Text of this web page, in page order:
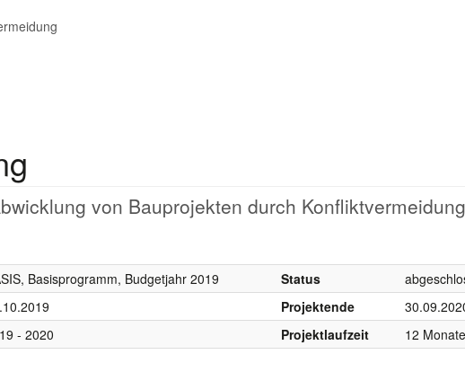
von Bauprojekten durch Konfliktvermeidung
Basisprogramm, Budgetjahr 2019 Status
Projektende
- 2020 Projektlaufzeit
12 Monate